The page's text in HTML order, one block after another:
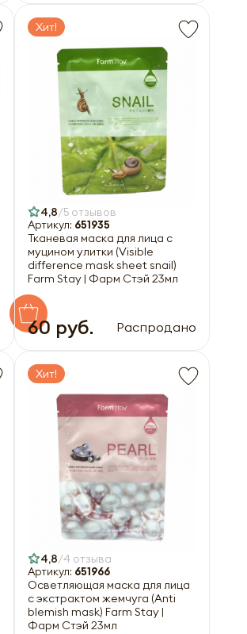
Хит!
4,8 5 отзывов
Артикул: 651935
Тканевая маска для лица с
муцином улитки (Visible
difference mask sheet snail)
Farm Stay | Фарм Стэй 23мл
60 руб. Распродано
Хит!
4,8 4 отзыва
Артикул: 651966
Осветляющая маска для лица
с экстрактом жемчуга (Anti
blemish mask) Farm Stay |
Фарм Стэй 23мл